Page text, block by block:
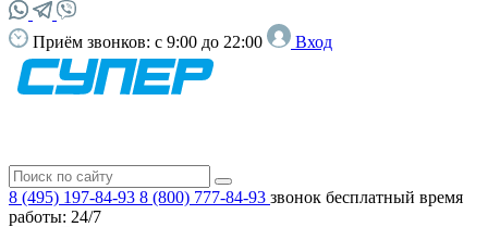
Приём звонков: с 9:00 до 22:00 Вход
8 (495) 197-84-93 8 (800) 777-84-93 звонок бесплатный время
работы: 24/7